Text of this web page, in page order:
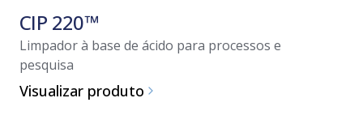
CIP 220™
Limpador à base de ácido para processos e
pesquisa
Visualizar produto